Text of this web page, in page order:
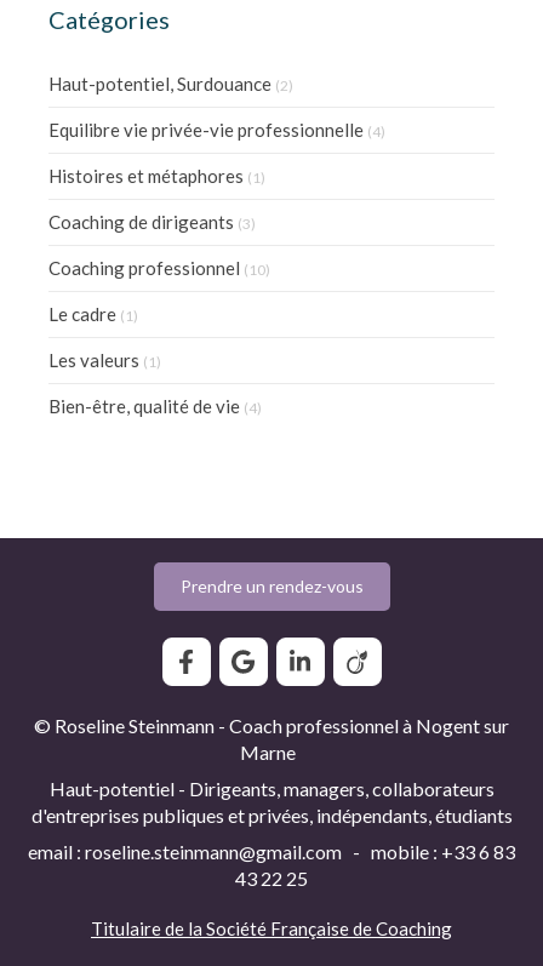
Catégories
Haut-potentiel, Surdouance (2)
Equilibre vie privée-vie professionnelle (4)
Histoires et métaphores (1)
Coaching de dirigeants (3)
Coaching professionnel (10)
Le cadre (1)
Les valeurs (1)
Bien-être, qualité de vie (4)
Prendre un rendez-vous
© Roseline Steinmann - Coach professionnel à Nogent sur
Marne
Haut-potentiel - Dirigeants, managers, collaborateurs
d'entreprises publiques et privées, indépendants, étudiants
email : roseline.steinmann@gmail.com - mobile : +33 6 83
43 22 25
Titulaire de la Société Française de Coaching